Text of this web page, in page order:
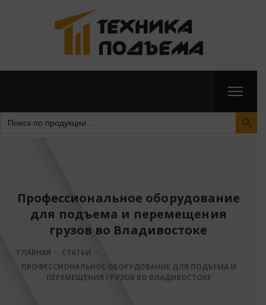
Search
for:
Search Button
Профессиональное оборудование
для подъема и перемещения
грузов во Владивостоке
ГЛАВНАЯ
СТАТЬИ
ПРОФЕССИОНАЛЬНОЕ ОБОРУДОВАНИЕ ДЛЯ ПОДЪЕМА И
ПЕРЕМЕЩЕНИЯ ГРУЗОВ ВО ВЛАДИВОСТОКЕ